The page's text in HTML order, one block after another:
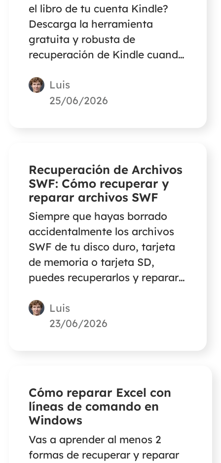
el libro de tu cuenta Kindle?
Descarga la herramienta
gratuita y robusta de
recuperación de Kindle cuando
restaurar textos, imágenes,
fotos o vídeos borrados de
Luis
25/06/2026
Recuperación de Archivos
SWF: Cómo recuperar y
reparar archivos SWF
Siempre que hayas borrado
accidentalmente los archivos
SWF de tu disco duro, tarjeta
de memoria o tarjeta SD,
puedes recuperarlos y reparar
el software de recuperación de
datos de EaseUS. Sigue los
perdidos.
Luis
23/06/2026
Cómo reparar Excel con
líneas de comando en
Windows
Vas a aprender al menos 2
formas de recuperar y reparar